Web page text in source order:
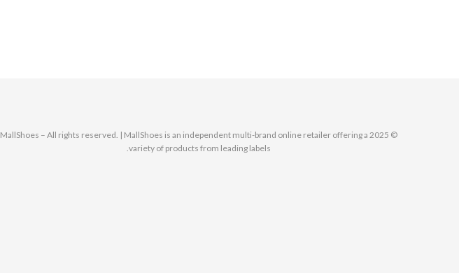
© 2025 MallShoes – All rights reserved. | MallShoes is an independent multi-brand online retailer offering a
variety of products from leading labels.